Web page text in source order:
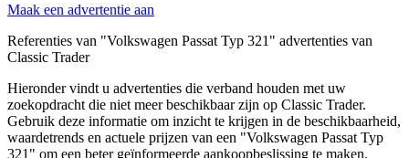
Maak een advertentie aan
Referenties van "Volkswagen Passat Typ 321" advertenties van
Classic Trader
Hieronder vindt u advertenties die verband houden met uw
zoekopdracht die niet meer beschikbaar zijn op Classic Trader.
Gebruik deze informatie om inzicht te krijgen in de beschikbaarheid,
waardetrends en actuele prijzen van een "Volkswagen Passat Typ
321" om een beter geïnformeerde aankoopbeslissing te maken.